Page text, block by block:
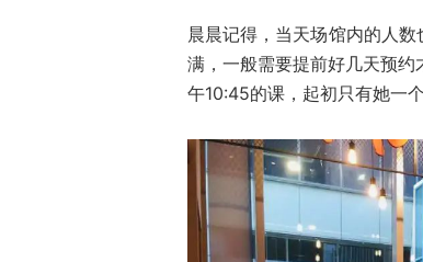
晨晨记得，当天场馆内的人
满，一般需要提前好几天预
午10:45的课，起初只有她一